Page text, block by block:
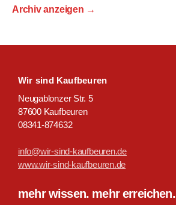
Archiv anzeigen →
Wir sind Kaufbeuren
Neugablonzer Str. 5
87600 Kaufbeuren
08341-874632
info@wir-sind-kaufbeuren.de
www.wir-sind-kaufbeuren.de
mehr wissen. mehr erreichen.